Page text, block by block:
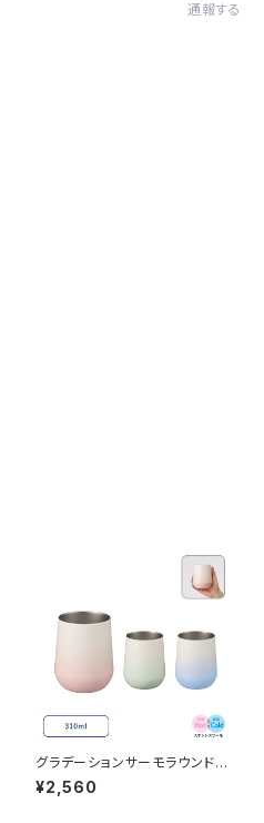
通報する
グラデーションサーモラウンドタ
ンブラー MG 310ml
¥2,560